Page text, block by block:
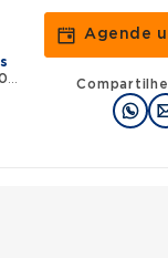
Agende